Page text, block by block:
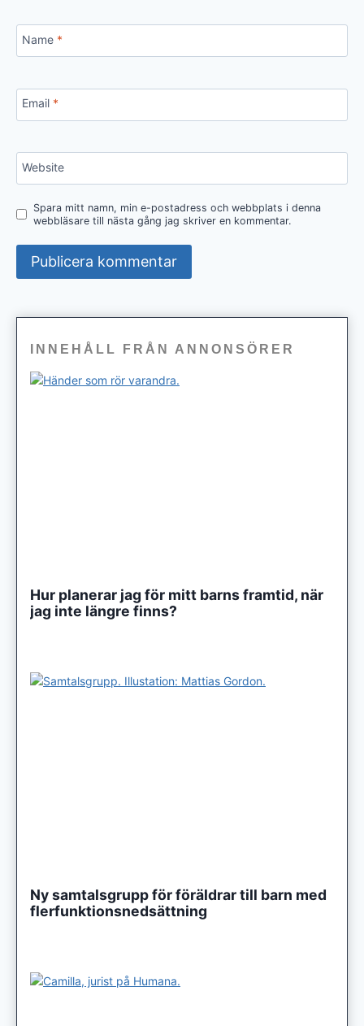
Name *
Email *
Website
Spara mitt namn, min e-postadress och webbplats i denna
webbläsare till nästa gång jag skriver en kommentar.
INNEHÅLL FRÅN ANNONSÖRER
Hur planerar jag för mitt barns framtid, när
jag inte längre finns?
Ny samtalsgrupp för föräldrar till barn med
flerfunktionsnedsättning